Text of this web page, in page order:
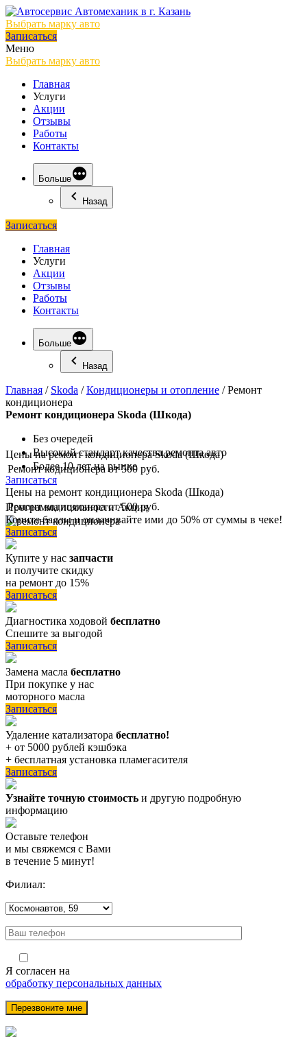
Выбрать марку авто
Записаться
Меню
Выбрать марку авто
Главная
Услуги
Акции
Отзывы
Работы
Контакты
Больше
Назад
Записаться
Главная
Услуги
Акции
Отзывы
Работы
Контакты
Больше
Назад
Главная / Skoda /Кондиционеры и отопление /Ремонт
кондиционера
Ремонт кондиционера Skoda (Шкода)
Без очередей
Высокий стандарт качества ремонта авто
Более 10 лет на рынке
Записаться
Цены на ремонт кондиционера Skoda (Шкода)
Ремонт кодиционера от 500 руб.
Цены на ремонт кондиционера Skoda (Шкода)
Ремонт кодиционера от 500 руб.
ПрограммалояльностиАкция
Копите баллы и оплачивайте ими до 50% от суммы в чеке!
Записаться
Купите у нас запчасти
и получите скидку
на ремонт до 15%
Записаться
Диагностика ходовой бесплатно
Спешите за выгодой
Записаться
Замена масла бесплатно
При покупке у нас
моторного масла
Записаться
Удаление катализатора бесплатно!
+ от 5000 рублей кэшбэка
+ бесплатная установка пламегасителя
Записаться
Узнайте точную стоимость и другую подробную
информацию
Оставьте телефон
и мы свяжемся с Вами
в течение 5 минут!
Филиал:
Я согласен на
обработку персональных данных